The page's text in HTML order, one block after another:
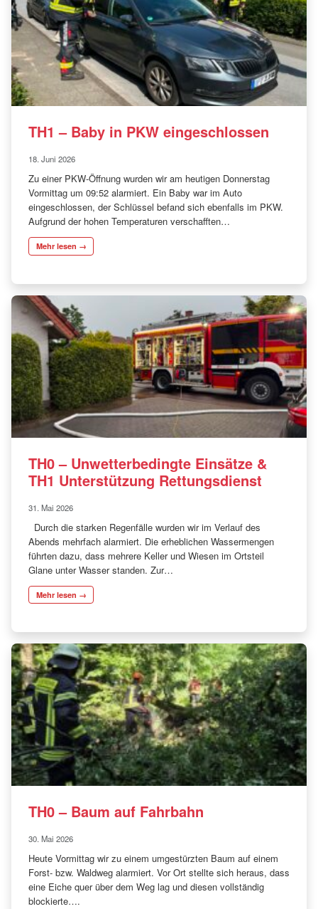
TH1 – Baby in PKW eingeschlossen
18. Juni 2026
Zu einer PKW-Öffnung wurden wir am heutigen Donnerstag
Vormittag um 09:52 alarmiert. Ein Baby war im Auto
eingeschlossen, der Schlüssel befand sich ebenfalls im PKW.
Aufgrund der hohen Temperaturen verschafften…
Mehr lesen →
TH0 – Unwetterbedingte Einsätze &
TH1 Unterstützung Rettungsdienst
31. Mai 2026
Durch die starken Regenfälle wurden wir im Verlauf des
Abends mehrfach alarmiert. Die erheblichen Wassermengen
führten dazu, dass mehrere Keller und Wiesen im Ortsteil
Glane unter Wasser standen. Zur…
Mehr lesen →
TH0 – Baum auf Fahrbahn
30. Mai 2026
Heute Vormittag wir zu einem umgestürzten Baum auf einem
Forst- bzw. Waldweg alarmiert. Vor Ort stellte sich heraus, dass
eine Eiche quer über dem Weg lag und diesen vollständig
blockierte….